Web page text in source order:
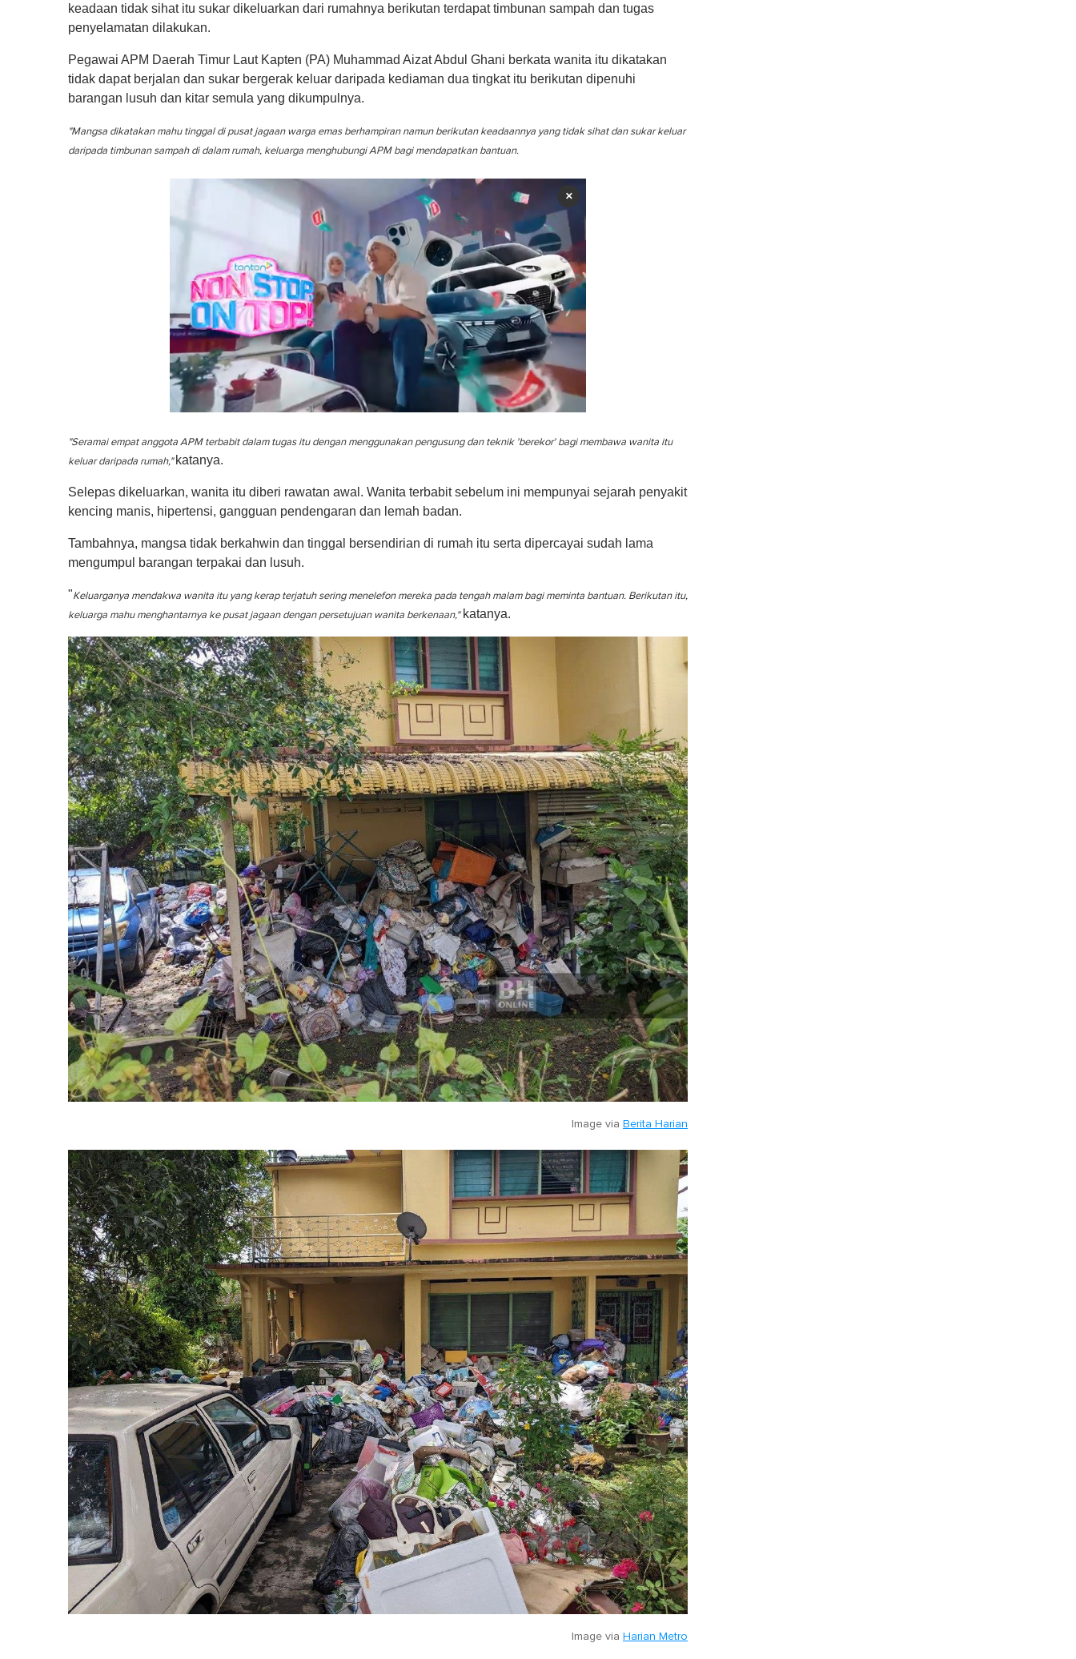
keadaan tidak sihat itu sukar dikeluarkan dari rumahnya berikutan terdapat timbunan sampah dan tugas
penyelamatan dilakukan.
Pegawai APM Daerah Timur Laut Kapten (PA) Muhammad Aizat Abdul Ghani berkata wanita itu dikatakan
tidak dapat berjalan dan sukar bergerak keluar daripada kediaman dua tingkat itu berikutan dipenuhi
barangan lusuh dan kitar semula yang dikumpulnya.
"Mangsa dikatakan mahu tinggal di pusat jagaan warga emas berhampiran namun berikutan keadaannya yang tidak sihat dan sukar keluar
daripada timbunan sampah di dalam rumah, keluarga menghubungi APM bagi mendapatkan bantuan.
×
e
c
o
d
s
o
1
m
u
t
,
0
V
o
l
u
m
e
0
%
"Seramai empat anggota APM terbabit dalam tugas itu dengan menggunakan pengusung dan teknik 'berekor' bagi membawa wanita itu
keluar daripada rumah," katanya.
Selepas dikeluarkan, wanita itu diberi rawatan awal. Wanita terbabit sebelum ini mempunyai sejarah penyakit
kencing manis, hipertensi, gangguan pendengaran dan lemah badan.
Tambahnya, mangsa tidak berkahwin dan tinggal bersendirian di rumah itu serta dipercayai sudah lama
mengumpul barangan terpakai dan lusuh.
"Keluarganya mendakwa wanita itu yang kerap terjatuh sering menelefon mereka pada tengah malam bagi meminta bantuan. Berikutan itu,
keluarga mahu menghantarnya ke pusat jagaan dengan persetujuan wanita berkenaan,"katanya.
Image via Berita Harian
Image via Harian Metro